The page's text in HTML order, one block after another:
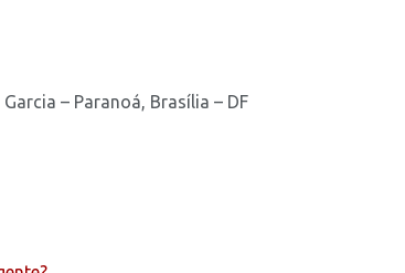
– Paranoá, Brasília – DF